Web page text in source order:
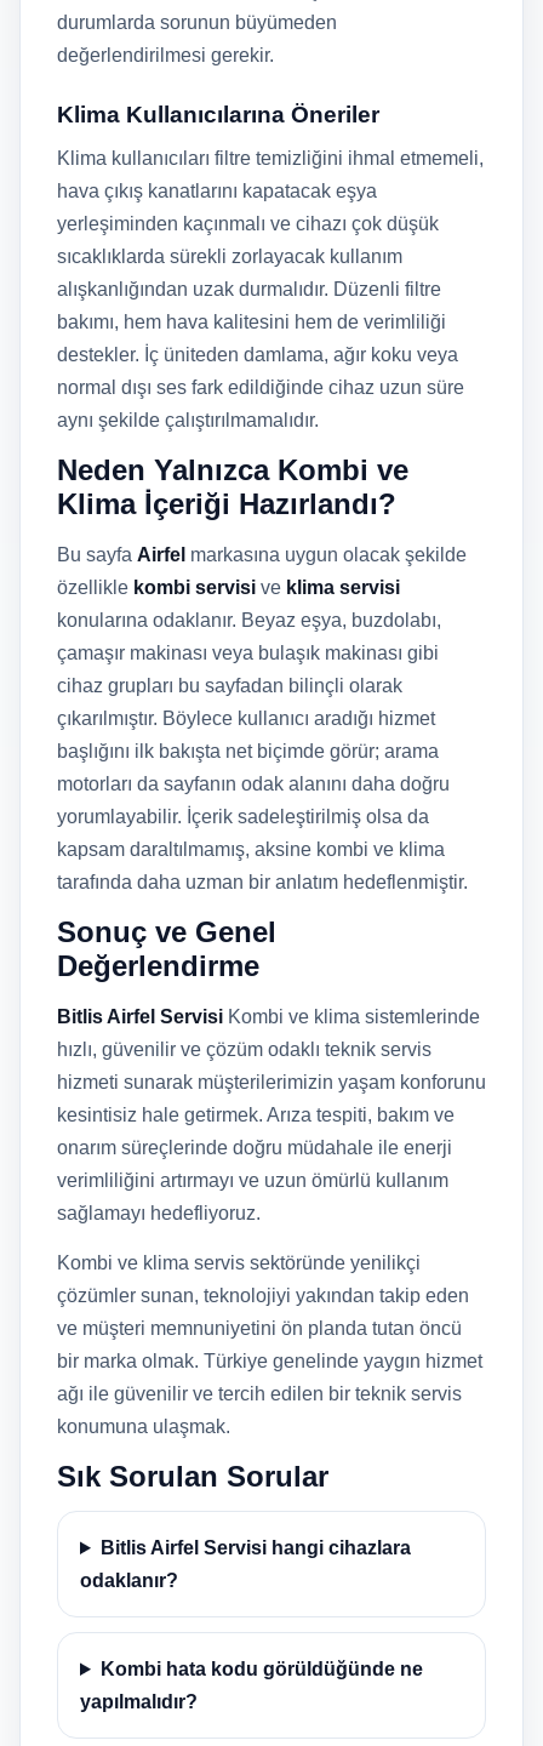
durumlarda sorunun büyümeden
değerlendirilmesi gerekir.
Klima Kullanıcılarına Öneriler
Klima kullanıcıları filtre temizliğini ihmal etmemeli,
hava çıkış kanatlarını kapatacak eşya
yerleşiminden kaçınmalı ve cihazı çok düşük
sıcaklıklarda sürekli zorlayacak kullanım
alışkanlığından uzak durmalıdır. Düzenli filtre
bakımı, hem hava kalitesini hem de verimliliği
destekler. İç üniteden damlama, ağır koku veya
normal dışı ses fark edildiğinde cihaz uzun süre
aynı şekilde çalıştırılmamalıdır.
Neden Yalnızca Kombi ve
Klima İçeriği Hazırlandı?
Bu sayfa Airfel markasına uygun olacak şekilde
özellikle kombi servisi ve klima servisi
konularına odaklanır. Beyaz eşya, buzdolabı,
çamaşır makinası veya bulaşık makinası gibi
cihaz grupları bu sayfadan bilinçli olarak
çıkarılmıştır. Böylece kullanıcı aradığı hizmet
başlığını ilk bakışta net biçimde görür; arama
motorları da sayfanın odak alanını daha doğru
yorumlayabilir. İçerik sadeleştirilmiş olsa da
kapsam daraltılmamış, aksine kombi ve klima
tarafında daha uzman bir anlatım hedeflenmiştir.
Sonuç ve Genel
Değerlendirme
Bitlis Airfel Servisi Kombi ve klima sistemlerinde
hızlı, güvenilir ve çözüm odaklı teknik servis
hizmeti sunarak müşterilerimizin yaşam konforunu
kesintisiz hale getirmek. Arıza tespiti, bakım ve
onarım süreçlerinde doğru müdahale ile enerji
verimliliğini artırmayı ve uzun ömürlü kullanım
sağlamayı hedefliyoruz.
Kombi ve klima servis sektöründe yenilikçi
çözümler sunan, teknolojiyi yakından takip eden
ve müşteri memnuniyetini ön planda tutan öncü
bir marka olmak. Türkiye genelinde yaygın hizmet
ağı ile güvenilir ve tercih edilen bir teknik servis
konumuna ulaşmak.
Sık Sorulan Sorular
Bitlis Airfel Servisi hangi cihazlara
odaklanır?
Kombi hata kodu görüldüğünde ne
yapılmalıdır?